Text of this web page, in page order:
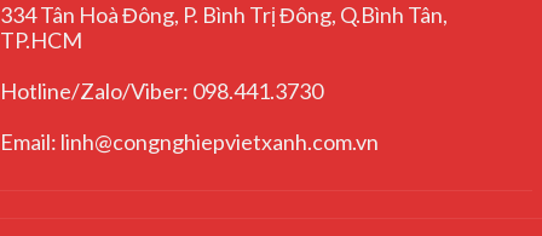
334 Tân Hoà Đông, P. Bình Trị Đông, Q.Bình Tân,
TP.HCM
Hotline/Zalo/Viber: 098.441.3730
Email: linh@congnghiepvietxanh.com.vn